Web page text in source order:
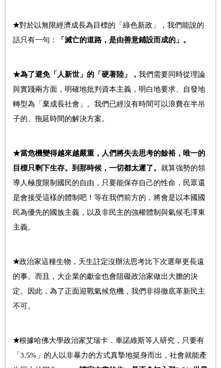
★對於以無限經濟成長為目標的「綠色新政」，我們能說的
話只有一句：
「滅亡的道路，是由善意鋪設而成的」。
★為了避免「人新世」的「硬著陸」， 我們需要同時從理論
與實踐兩方面，明確地批判資本主義，明白地要求、自發地
轉型為「棄成長社會」。我們已經沒有時間可以浪費在半吊
子的、拖延時間的解決方案。
★當危機變得越來越嚴重，人們將失去思考的餘裕，唯一的
目標只剩下生存。到那時候，一切都太遲了。 就算強勢的領
導人極度限制國民的自由，只要能保存自己的性命，民眾還
是會接受這樣的體制吧！等在我們前方的，將會是以本國國
民為優先的國族主義，以及非民主的強權體制與氣候毛澤東
主義。
★政治家這種生物，天生註定沒辦法思考比下次選舉更長遠
的事。而且，大企業的獻金也會阻礙政治家做出大膽的決
定。因此，為了正面迎戰氣候危機，我們非得徹底革新民主
不可。
★根據哈佛大學政治家艾瑞卡．車諾維斯等人研究，只要有
「3.5%」的人以非暴力的方式真摯地挺身而出，社會就能產